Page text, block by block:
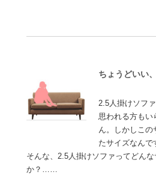
ちょうどいい
2.5人掛けソフ
思われる方もい
ん。しかしこの
たサイズなんで
そんな、2.5人掛けソファってどん
か？……